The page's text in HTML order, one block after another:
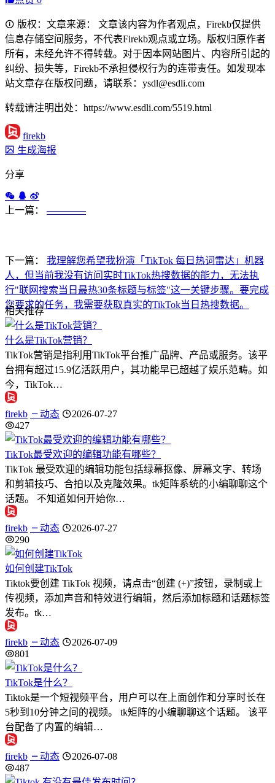
版权：文章来源： 文章该内容为作者观点，Firekb仅提供
信息存储空间服务，不代表Firekb观点或立场。版权归原作者
所有，未经允许不得转载。对于因本网站图片、内容所引起的
纠纷、损失等，Firekb不承担侵权行为的连带责任。如发现本
站文章存在版权问题，请联系：ysdl@esdli.com
转载请注明出处：https://www.esdli.com/5519.html
firekb
生成海报
分享
上一篇： ————
下一篇：
我理解您希望我扮演「TikTok 每日热词雷达」机器
人，但当前我没有访问实时TikTok热搜数据的能力，无法执
行"联网搜索当日最热30条标题与标签"这一关键步骤。要完成
您要求的任务，我需要获取真实的TikTok当日热搜数据。
相关推荐
什么是TikTok营销？
TikTok营销是指利用TikTok平台推广品牌、产品或服务。该平
台拥有超过15.9亿活跃用户，其功能早已超越了娱乐范畴。如
今，TikTok…
firekb 动态
2026-07-27
427
TikTok最受欢迎的编辑功能有哪些？
TikTok 最受欢迎的编辑功能包括绿幕抠像、屏幕文字、转场
和剪辑技巧、合拍以及克隆效果。tk矩阵系统的小编聊聊这个
话题。 不知道如何开始你…
firekb 动态
2026-07-27
290
如何创建TikTok
Tiktok要创建 TikTok 视频，请点击“创建 (+)”按钮，录制或上
传视频，添加声音和特效进行编辑，然后添加标题和话题标签
发布。tk…
firekb 动态
2026-07-09
801
TikTok是什么？
Tiktok是一个短视频平台，用户可以在上面创作和分享时长在
5秒到10分钟之间的视频。 tk矩阵的小编聊聊这个话题。 该平
台配备了内置的编辑…
firekb 动态
2026-07-08
487